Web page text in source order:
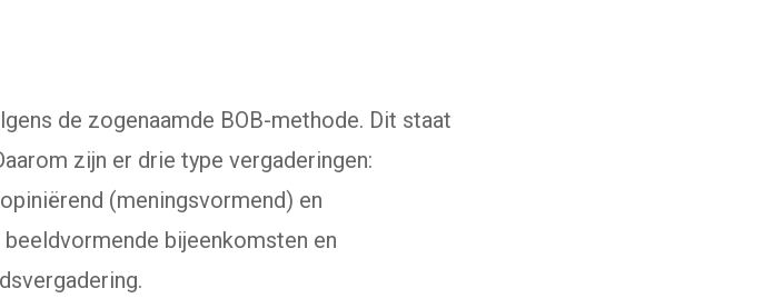
de zogenaamde BOB-methode. Dit staat
zijn er drie type vergaderingen:
(meningsvormend) en
bijeenkomsten en